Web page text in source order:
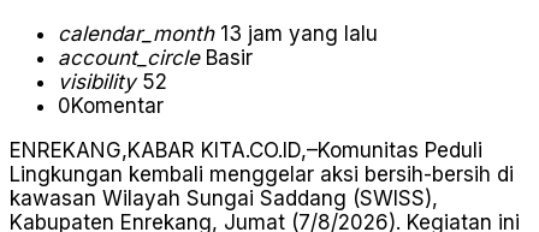
calendar_month13 jam yang lalu
account_circleBasir
visibility52
0Komentar
ENREKANG,KABAR KITA.CO.ID,–Komunitas Peduli
Lingkungan kembali menggelar aksi bersih-bersih di
kawasan Wilayah Sungai Saddang (SWISS),
Kabupaten Enrekang, Jumat (7/8/2026). Kegiatan ini